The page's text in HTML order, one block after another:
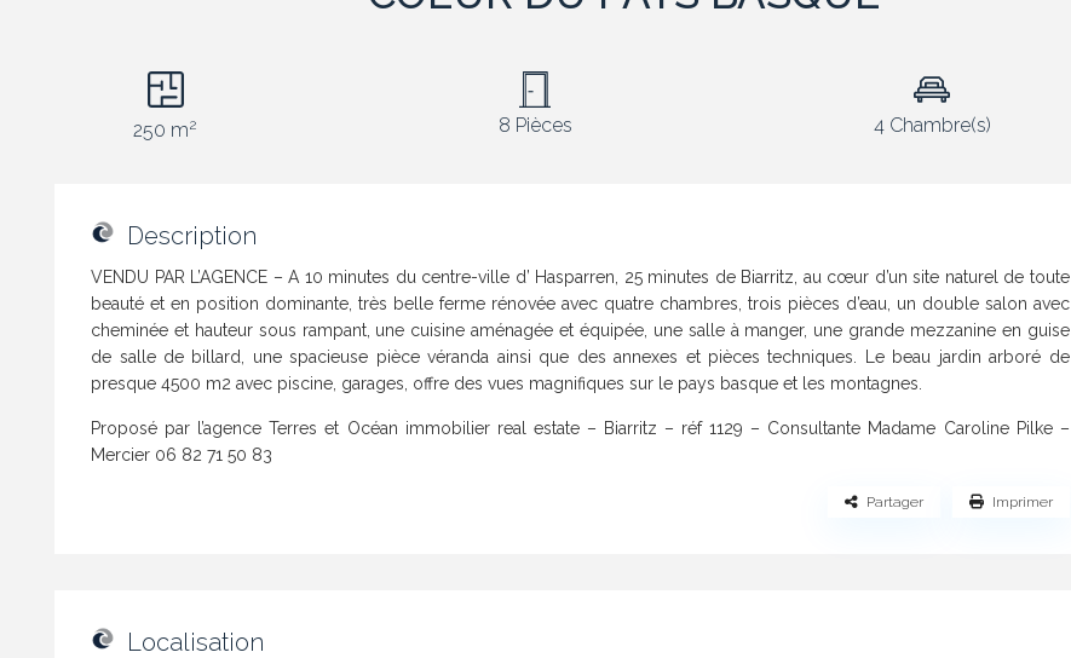
250 m2 8 Pièces 4 Chambre(s)
Description
VENDU PAR L’AGENCE – A 10 minutes du centre-ville d’ Hasparren, 25 minutes de Biarritz, au cœur d’un site naturel de toute
beauté et en position dominante, très belle ferme rénovée avec quatre chambres, trois pièces d’eau, un double salon avec
cheminée et hauteur sous rampant, une cuisine aménagée et équipée, une salle à manger, une grande mezzanine en guise
de salle de billard, une spacieuse pièce véranda ainsi que des annexes et pièces techniques. Le beau jardin arboré de
presque 4500 m2 avec piscine, garages, offre des vues magnifiques sur le pays basque et les montagnes.
Proposé par l’agence Terres et Océan immobilier real estate – Biarritz – réf 1129 – Consultante Madame Caroline Pilke –
Mercier 06 82 71 50 83
Partager Imprimer
Localisation